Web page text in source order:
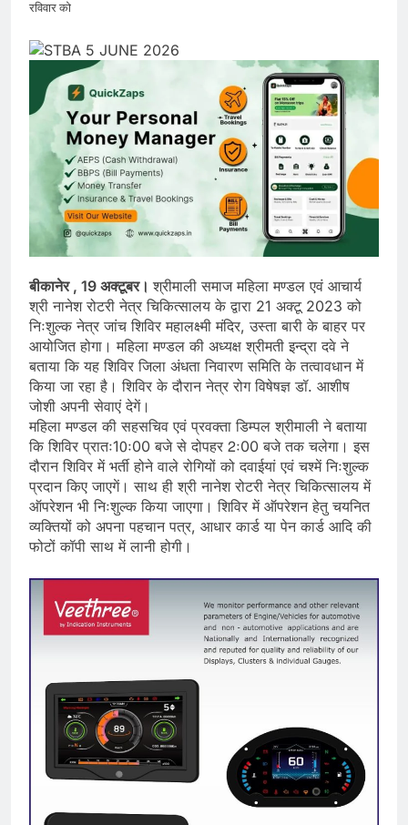
रविवार को
बीकानेर , 19 अक्टूबर।श्रीमाली समाज महिला मण्डल एवं आचार्य
श्री नानेश रोटरी नेत्र चिकित्सालय के द्वारा 21 अक्टू 2023 को
निःशुल्क नेत्र जांच शिविर महालक्ष्मी मंदिर, उस्ता बारी के बाहर पर
आयोजित होगा। महिला मण्डल की अध्यक्ष श्रीमती इन्द्रा दवे ने
बताया कि यह शिविर जिला अंधता निवारण समिति के तत्वावधान में
किया जा रहा है। शिविर के दौरान नेत्र रोग विषेषज्ञ डॉ. आशीष
जोशी अपनी सेवाएं देगें।
महिला मण्डल की सहसचिव एवं प्रवक्ता डिम्पल श्रीमाली ने बताया
कि शिविर प्रातः10ः00 बजे से दोपहर 2ः00 बजे तक चलेगा। इस
दौरान शिविर में भर्ती होने वाले रोगियों को दवाईयां एवं चश्में निःशुल्क
प्रदान किए जाएगें। साथ ही श्री नानेश रोटरी नेत्र चिकित्सालय में
ऑपरेशन भी निःशुल्क किया जाएगा। शिविर में ऑपरेशन हेतु चयनित
व्यक्तियों को अपना पहचान पत्र, आधार कार्ड या पेन कार्ड आदि की
फोटों कॉपी साथ में लानी होगी।